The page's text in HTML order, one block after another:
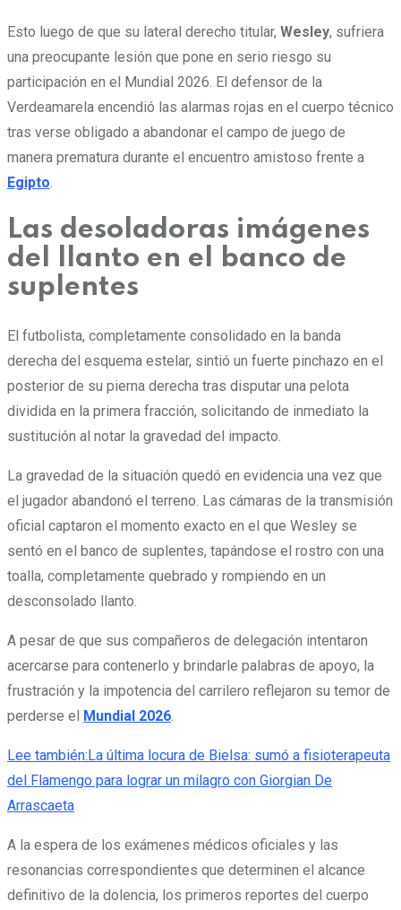
Esto luego de que su lateral derecho titular, Wesley, sufriera
una preocupante lesión que pone en serio riesgo su
participación en el Mundial 2026. El defensor de la
Verdeamarela encendió las alarmas rojas en el cuerpo técnico
tras verse obligado a abandonar el campo de juego de
manera prematura durante el encuentro amistoso frente a
Egipto
Las desoladoras imágenes
del llanto en el banco de
suplentes
El futbolista, completamente consolidado en la banda
derecha del esquema estelar, sintió un fuerte pinchazo en el
posterior de su pierna derecha tras disputar una pelota
dividida en la primera fracción, solicitando de inmediato la
sustitución al notar la gravedad del impacto.
La gravedad de la situación quedó en evidencia una vez que
el jugador abandonó el terreno. Las cámaras de la transmisión
oficial captaron el momento exacto en el que Wesley se
sentó en el banco de suplentes, tapándose el rostro con una
toalla, completamente quebrado y rompiendo en un
desconsolado llanto.
A pesar de que sus compañeros de delegación intentaron
acercarse para contenerlo y brindarle palabras de apoyo, la
frustración y la impotencia del carrilero reflejaron su temor de
perderse el Mundial 2026.
Lee también:La última locura de Bielsa: sumó a fisioterapeuta
del Flamengo para lograr un milagro con Giorgian De
Arrascaeta
A la espera de los exámenes médicos oficiales y las
resonancias correspondientes que determinen el alcance
definitivo de la dolencia, los primeros reportes del cuerpo